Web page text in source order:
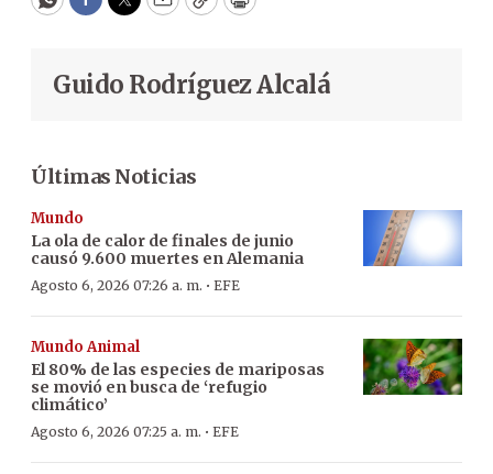
WhatsApp
Facebook
Twitter
EmailCopyPrint
Guido Rodríguez Alcalá
Últimas Noticias
Mundo
La ola de calor de finales de junio
causó 9.600 muertes en Alemania
Agosto 6, 2026 07:26 a. m. · EFE
Mundo Animal
El 80% de las especies de mariposas
se movió en busca de ‘refugio
climático’
Agosto 6, 2026 07:25 a. m. · EFE